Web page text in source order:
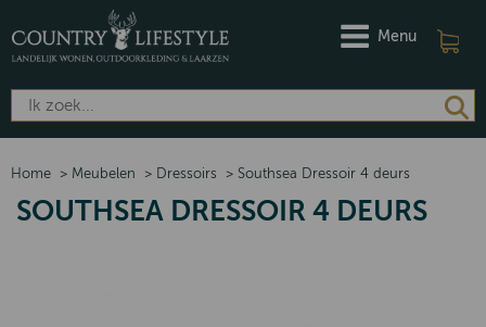
Menu
Home > Meubelen > Dressoirs > Southsea Dressoir 4 deurs
SOUTHSEA DRESSOIR 4 DEURS